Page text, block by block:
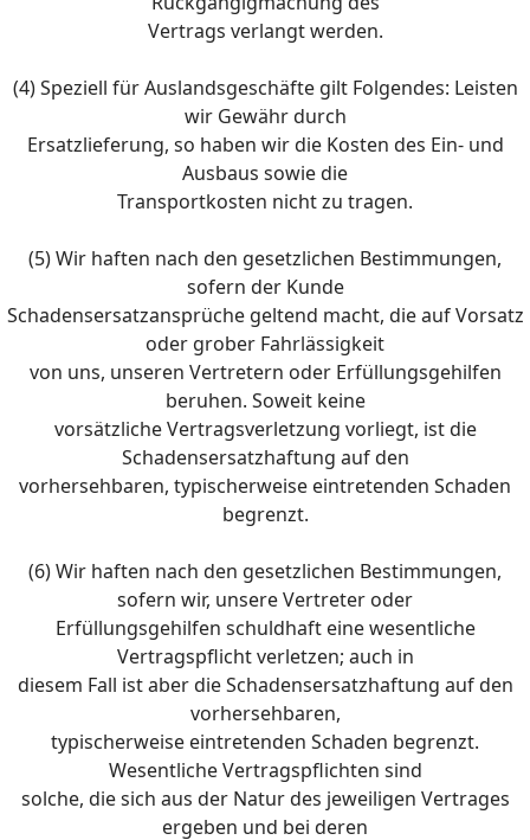
Vertrags verlangt werden.
(4) Speziell für Auslandsgeschäfte gilt Folgendes: Leisten
wir Gewähr durch
Ersatzlieferung, so haben wir die Kosten des Ein- und
Ausbaus sowie die
Transportkosten nicht zu tragen.
(5) Wir haften nach den gesetzlichen Bestimmungen,
sofern der Kunde
Schadensersatzansprüche geltend macht, die auf Vorsatz
oder grober Fahrlässigkeit
von uns, unseren Vertretern oder Erfüllungsgehilfen
beruhen. Soweit keine
vorsätzliche Vertragsverletzung vorliegt, ist die
Schadensersatzhaftung auf den
vorhersehbaren, typischerweise eintretenden Schaden
begrenzt.
(6) Wir haften nach den gesetzlichen Bestimmungen,
sofern wir, unsere Vertreter oder
Erfüllungsgehilfen schuldhaft eine wesentliche
Vertragspflicht verletzen; auch in
diesem Fall ist aber die Schadensersatzhaftung auf den
vorhersehbaren,
typischerweise eintretenden Schaden begrenzt.
Wesentliche Vertragspflichten sind
solche, die sich aus der Natur des jeweiligen Vertrages
ergeben und bei deren